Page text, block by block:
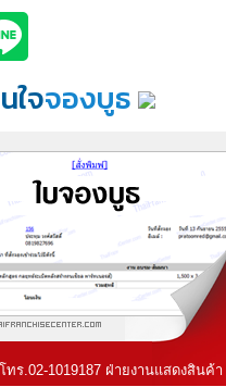
ใจจองบูธ
ทร.02-1019187 ฝ่ายงานแสดงสินค้า